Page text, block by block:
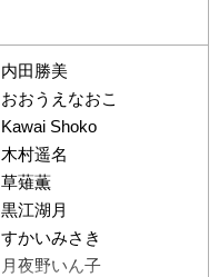
内田勝美
おおうえなおこ
Kawai Shoko
木村遥名
草薙薫
黒江湖月
すかいみさき
月夜野いん子